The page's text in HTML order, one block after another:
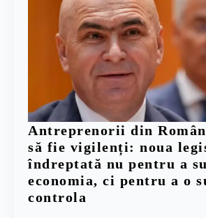
Antreprenorii din
să fie vigilenți: noua
îndreptată nu pentru a
economia, ci pentru a o
controla